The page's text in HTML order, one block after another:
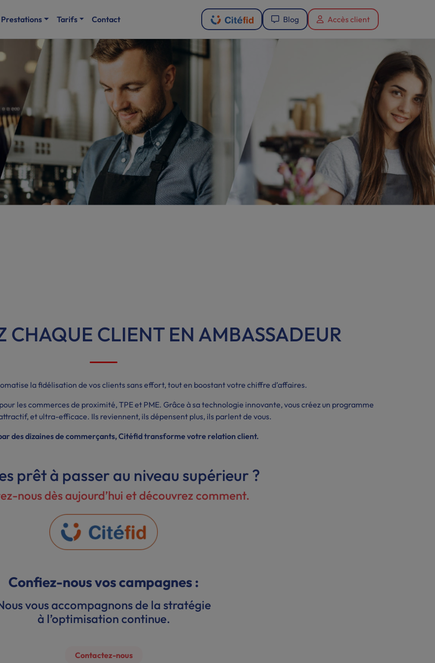
Prestations Tarifs Contact Blog Accès client
CHAQUE CLIENT EN AMBASSADEUR
la fidélisation de vos clients sans effort, tout en boostant votre chiffre d’affaires.
les commerces de proximité, TPE et PME. Grâce à sa technologie innovante, vous créez un programme
et ultra-efficace. Ils reviennent, ils dépensent plus, ils parlent de vous.
des dizaines de commerçants, Citéfid transforme votre relation client.
prêt à passer au niveau supérieur ?
nous dès aujourd’hui et découvrez comment.
Confiez-nous vos campagnes :
vous accompagnons de la stratégie
à l’optimisation continue.
Contactez-nous